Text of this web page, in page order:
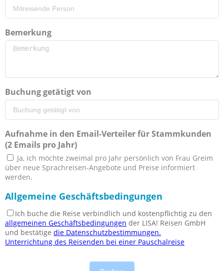
Bemerkung
Buchung getätigt von
Aufnahme in den Email-Verteiler für Stammkunden
(2 Emails pro Jahr)
Ja, ich möchte zweimal pro Jahr persönlich von Frau Greim
über neue Sprachreisen-Angebote und Preise informiert
werden.
Allgemeine Geschäftsbedingungen
Ich buche die Reise verbindlich und kostenpflichtig zu den
allgemeinen Geschäftsbedingungen der LISA! Reisen GmbH
und bestätige die Datenschutzbestimmungen.
Unterrichtung des Reisenden bei einer Pauschalreise